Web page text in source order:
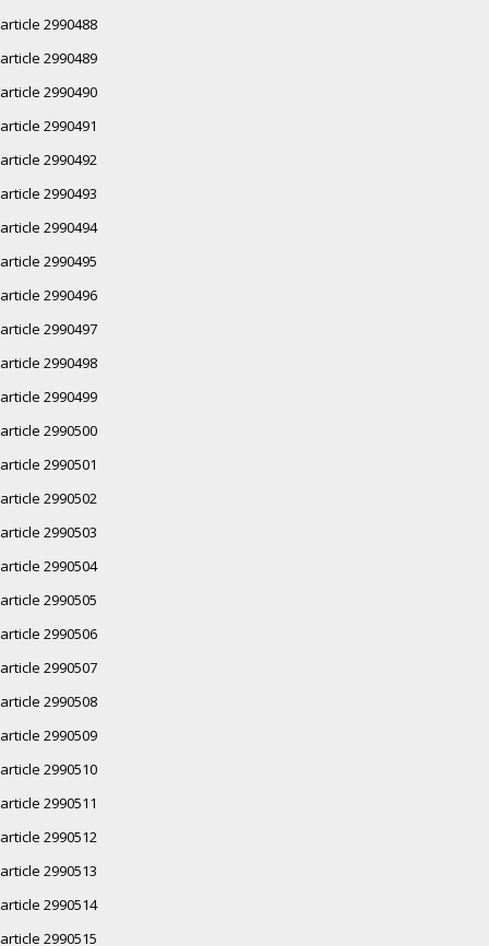
article 2990488
article 2990489
article 2990490
article 2990491
article 2990492
article 2990493
article 2990494
article 2990495
article 2990496
article 2990497
article 2990498
article 2990499
article 2990500
article 2990501
article 2990502
article 2990503
article 2990504
article 2990505
article 2990506
article 2990507
article 2990508
article 2990509
article 2990510
article 2990511
article 2990512
article 2990513
article 2990514
article 2990515